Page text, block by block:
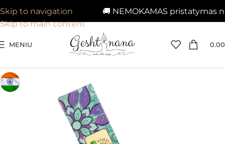
🚚 NEMOKAMAS pristatymas
Skip to navigation
Skip to main content
MENIU 0.00